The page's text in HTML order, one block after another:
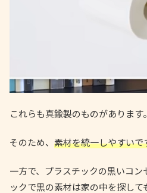
これらも真鍮製のものがあります。
そのため、 素材を統一しやすいで
一方で、プラスチックの黒いコ
ックで黒の素材は家の中を探して